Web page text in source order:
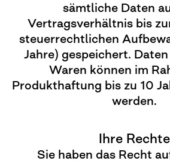
sämtliche Daten
Vertragsverhältnis bis
steuerrechtlichen
Jahre) gespeichert.
Waren können im
Produkthaftung bis zu 10
werden.
Ihre Rechte
Sie haben das Recht